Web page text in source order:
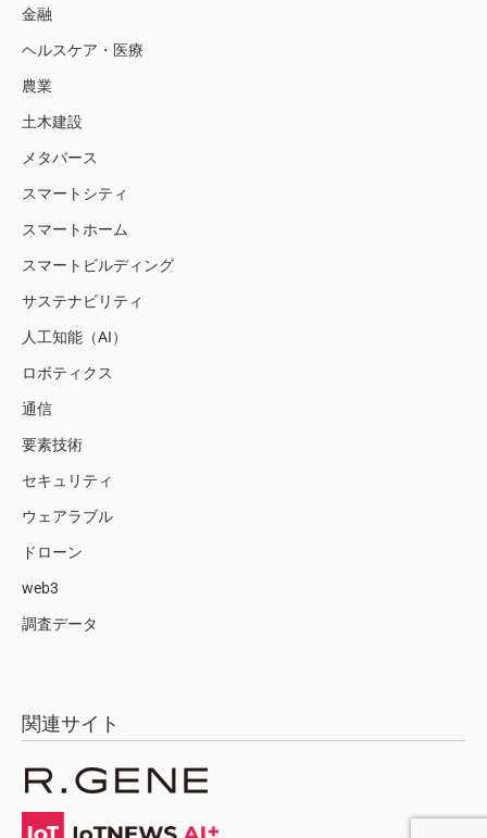
金融
ヘルスケア・医療
農業
土木建設
メタバース
スマートシティ
スマートホーム
スマートビルディング
サステナビリティ
人工知能（AI）
ロボティクス
通信
要素技術
セキュリティ
ウェアラブル
ドローン
web3
調査データ
関連サイト